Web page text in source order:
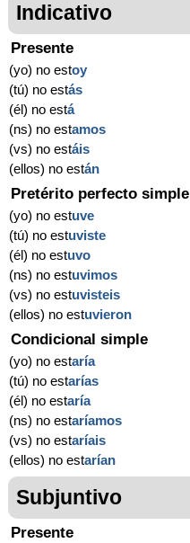
Indicativo
Presente
(yo) no estoy
(tú) no estás
(él) no está
(ns) no estamos
(vs) no estáis
(ellos) no están
Pretérito perfecto simple
(yo) no estuve
(tú) no estuviste
(él) no estuvo
(ns) no estuvimos
(vs) no estuvisteis
(ellos) no estuvieron
Condicional simple
(yo) no estaría
(tú) no estarías
(él) no estaría
(ns) no estaríamos
(vs) no estaríais
(ellos) no estarían
Subjuntivo
Presente